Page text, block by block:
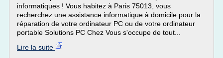
informatiques ! Vous habitez à Paris 75013, vous
recherchez une assistance informatique à domicile pour la
réparation de votre ordinateur PC ou de votre ordinateur
portable Solutions PC Chez Vous s'occupe de tout...
Lire la suite